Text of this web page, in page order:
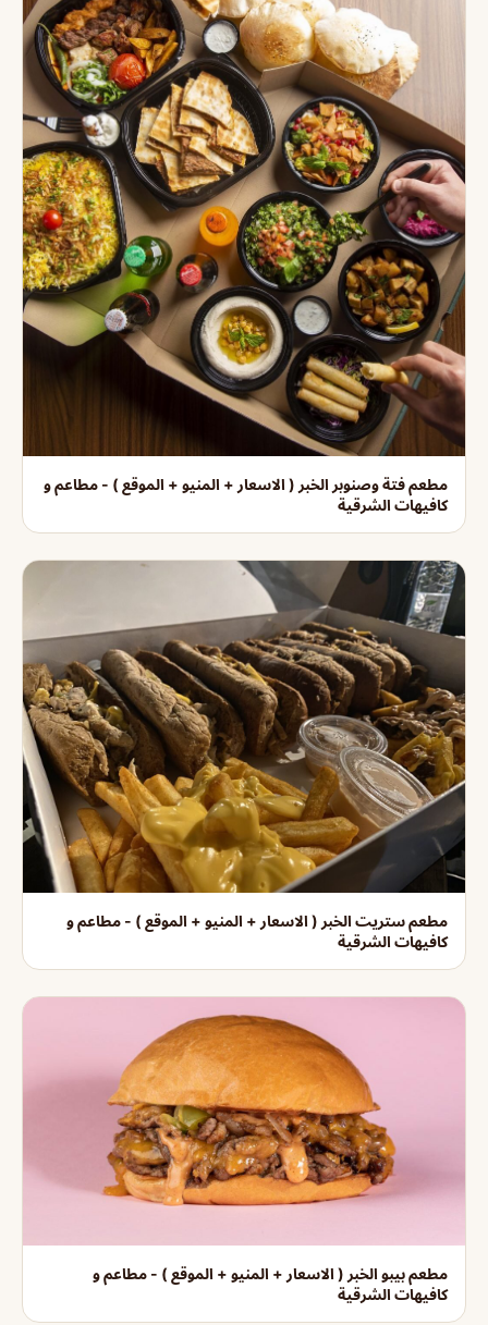
مطعم فتة وصنوبر الخبر ( الاسعار + المنيو + الموقع ) - مطاعم و
كافيهات الشرقية
مطعم ستريت الخبر ( الاسعار + المنيو + الموقع ) - مطاعم و
كافيهات الشرقية
مطعم بيبو الخبر ( الاسعار + المنيو + الموقع ) - مطاعم و
كافيهات الشرقية